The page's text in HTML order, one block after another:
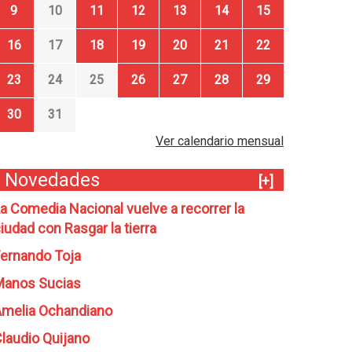
9 10 11 12 13 14 15
16 17 18 19 20 21 22
23 24 25 26 27 28 29
30
31
Ver calendario mensual
Novedades
[+]
Comedia Nacional vuelve a recorrer la
con Rasgar la tierra
Toja
Sucias
Ochandiano
Quijano